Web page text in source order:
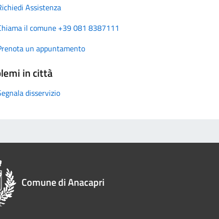
Assistenza
il comune +39 081 8387111
un appuntamento
in città
disservizio
Comune di Anacapri